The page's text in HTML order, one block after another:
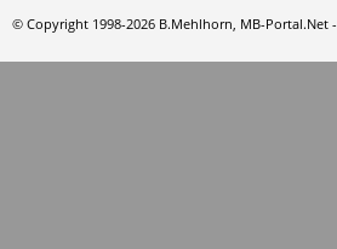
© Copyright 1998-2026 B.Mehlhorn, MB-Portal.Net -